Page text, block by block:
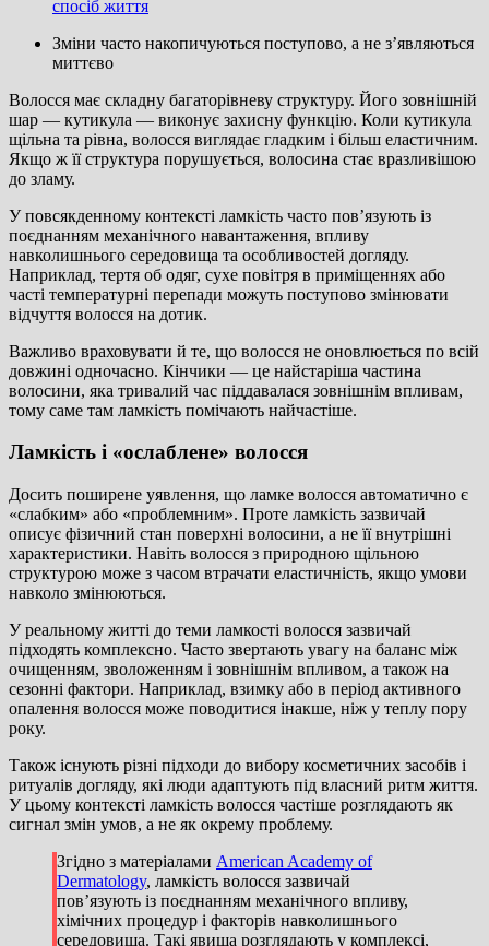
спосіб життя
Зміни часто накопичуються поступово, а не зʼявляються
миттєво
Волосся має складну багаторівневу структуру. Його зовнішній
шар — кутикула — виконує захисну функцію. Коли кутикула
щільна та рівна, волосся виглядає гладким і більш еластичним.
Якщо ж її структура порушується, волосина стає вразливішою
до зламу.
У повсякденному контексті ламкість часто повʼязують із
поєднанням механічного навантаження, впливу
навколишнього середовища та особливостей догляду.
Наприклад, тертя об одяг, сухе повітря в приміщеннях або
часті температурні перепади можуть поступово змінювати
відчуття волосся на дотик.
Важливо враховувати й те, що волосся не оновлюється по всій
довжині одночасно. Кінчики — це найстаріша частина
волосини, яка тривалий час піддавалася зовнішнім впливам,
тому саме там ламкість помічають найчастіше.
Ламкість і «ослаблене» волосся
Досить поширене уявлення, що ламке волосся автоматично є
«слабким» або «проблемним». Проте ламкість зазвичай
описує фізичний стан поверхні волосини, а не її внутрішні
характеристики. Навіть волосся з природною щільною
структурою може з часом втрачати еластичність, якщо умови
навколо змінюються.
У реальному житті до теми ламкості волосся зазвичай
підходять комплексно. Часто звертають увагу на баланс між
очищенням, зволоженням і зовнішнім впливом, а також на
сезонні фактори. Наприклад, взимку або в період активного
опалення волосся може поводитися інакше, ніж у теплу пору
року.
Також існують різні підходи до вибору косметичних засобів і
ритуалів догляду, які люди адаптують під власний ритм життя.
У цьому контексті ламкість волосся частіше розглядають як
сигнал змін умов, а не як окрему проблему.
Згідно з матеріалами American Academy of
Dermatology, ламкість волосся зазвичай
повʼязують із поєднанням механічного впливу,
хімічних процедур і факторів навколишнього
середовища. Такі явища розглядають у комплексі,